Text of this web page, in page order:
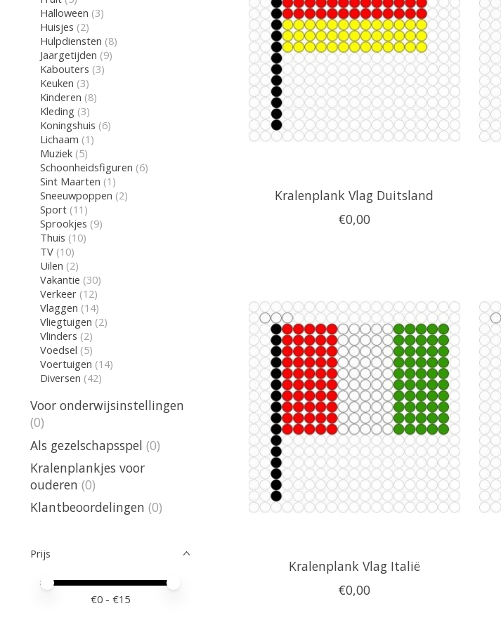
Halloween (3)
Huisjes (2)
Hulpdiensten (8)
Jaargetijden (9)
Kabouters (3)
Keuken (3)
Kinderen (8)
Kleding (3)
Koningshuis (6)
Lichaam (1)
Muziek (5)
Schoonheidsfiguren (6)
Sint Maarten (1)
Sneeuwpoppen (2)
Sport (11)
Sprookjes (9)
Thuis (10)
TV (10)
Uilen (2)
Vakantie (30)
Verkeer (12)
Vlaggen (14)
Vliegtuigen (2)
Vlinders (2)
Voedsel (5)
Voertuigen (14)
Diversen (42)
Voor onderwijsinstellingen
(0)
Als gezelschapsspel (0)
Kralenplankjes voor
ouderen (0)
Klantbeoordelingen (0)
Prijs
Minimale prijswaarde
Price maximum value
€0 - €15
Kralenplank Vlag Duitsland
€0,00
Kralenplank Vlag Italië
€0,00